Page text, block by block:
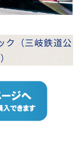
ク（三岐鉄道公